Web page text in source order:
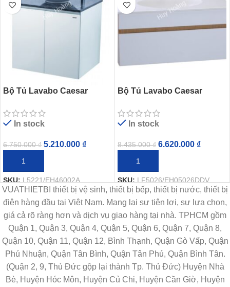
Bộ Tủ Lavabo Caesar
In stock
6.750.000₫ 5.210.000 ₫
THÊM VÀO GIỎ HÀNG
SKU:L5221/EH46002A
Bộ Tủ Lavabo Caesar
Tường
In stock
8.435.000₫ 6.620.000 ₫
THÊM VÀO GIỎ HÀNG
SKU:LF5026/EH05026DDV
VUATHIETBI thiết bị vệ sinh, thiết bị bếp, thiết bị nước, thiết bị
điện hàng đầu tại Việt Nam. Mang lại sự tiện lợi, sự lựa chọn,
giá cả rõ ràng hơn và dịch vụ giao hàng tại nhà. TPHCM gồm
Quận 1, Quận 3, Quận 4, Quận 5, Quận 6, Quận 7, Quận 8,
Quận 10, Quận 11, Quận 12, Bình Thạnh, Quận Gò Vấp, Quận
Phú Nhuận, Quận Tân Bình, Quận Tân Phú, Quận Bình Tân.
(Quận 2, 9, Thủ Đức gộp lại thành Tp. Thủ Đức) Huyện Nhà
Bè, Huyện Hóc Môn, Huyện Củ Chi, Huyện Cần Giờ, Huyện